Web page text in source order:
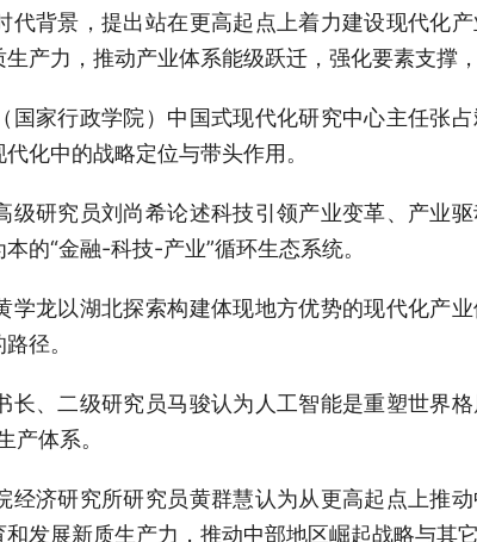
代背景，提出站在更高起点上着力建设现代化
产力，推动产业体系能级跃迁，强化要素支撑
国家行政学院）中国式现代化研究中心主任张
化中的战略定位与带头作用。
级研究员刘尚希论述科技引领产业变革、产业
的“金融-科技-产业”循环生态系统。
龙以湖北探索构建体现地方优势的现代化产
径。
长、二级研究员马骏认为人工智能是重塑世界
产体系。
经济研究所研究员黄群慧认为从更高起点上推
发展新质生产力，推动中部地区崛起战略与其